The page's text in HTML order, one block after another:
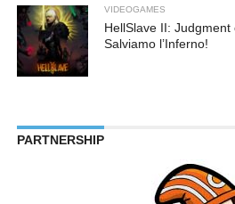
VIDEOGAMES
HellSlave II: Judgment
Salviamo l’Inferno!
PARTNERSHIP